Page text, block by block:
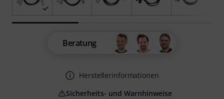
Beratung
Herstellerinformationen
Sicherheits- und Warnhinweise